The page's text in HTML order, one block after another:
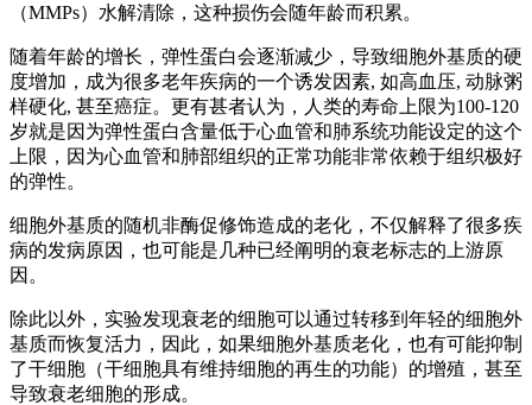
（MMPs）水解清除，这种损伤会随年龄而积累。
随着年龄的增长，弹性蛋白会逐渐减少，导致细胞外基质的硬
度增加，成为很多老年疾病的一个诱发因素, 如高血压, 动脉粥
样硬化, 甚至癌症。更有甚者认为，人类的寿命上限为100-120
岁就是因为弹性蛋白含量低于心血管和肺系统功能设定的这个
上限，因为心血管和肺部组织的正常功能非常依赖于组织极好
的弹性。
细胞外基质的随机非酶促修饰造成的老化，不仅解释了很多疾
病的发病原因，也可能是几种已经阐明的衰老标志的上游原
因。
除此以外，实验发现衰老的细胞可以通过转移到年轻的细胞外
基质而恢复活力，因此，如果细胞外基质老化，也有可能抑制
了干细胞（干细胞具有维持细胞的再生的功能）的增殖，甚至
导致衰老细胞的形成。